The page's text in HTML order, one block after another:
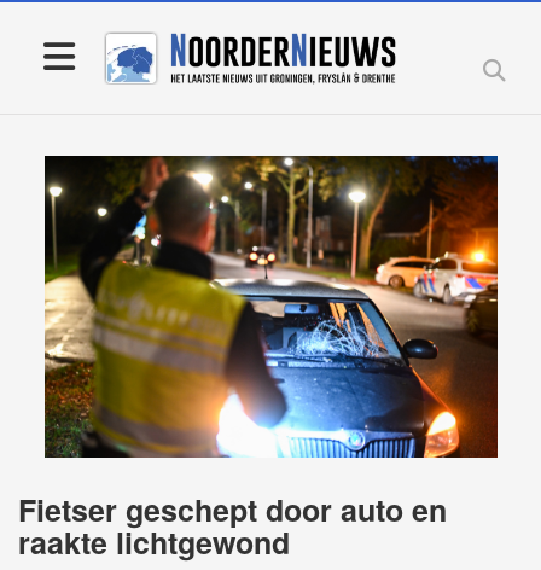
Fietser geschept door auto en
raakte lichtgewond